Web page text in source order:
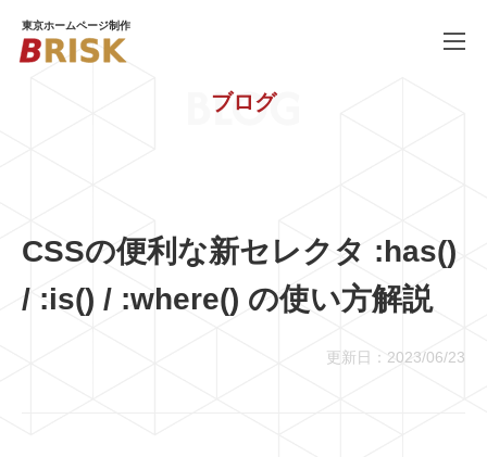
東京ホームページ制作
ブログ
BLOG
CSSの便利な新セレクタ :has()
/ :is() / :where() の使い方解説
更新日：2023/06/23